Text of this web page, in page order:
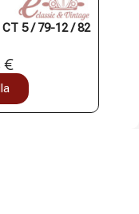
5 / 79-12 / 82
€